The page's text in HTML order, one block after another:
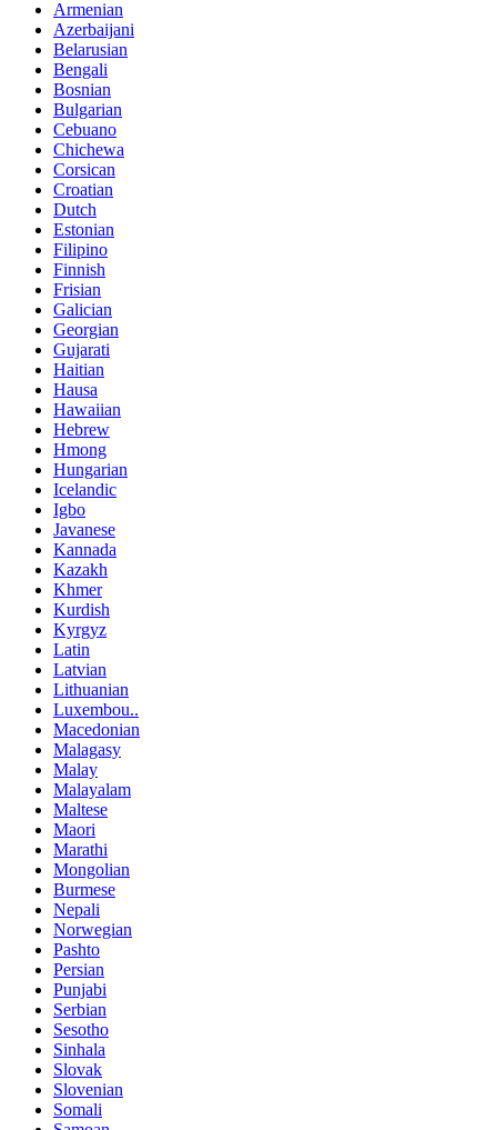
Armenian
Azerbaijani
Belarusian
Bengali
Bosnian
Bulgarian
Cebuano
Chichewa
Corsican
Croatian
Dutch
Estonian
Filipino
Finnish
Frisian
Galician
Georgian
Gujarati
Haitian
Hausa
Hawaiian
Hebrew
Hmong
Hungarian
Icelandic
Igbo
Javanese
Kannada
Kazakh
Khmer
Kurdish
Kyrgyz
Latin
Latvian
Lithuanian
Luxembou..
Macedonian
Malagasy
Malay
Malayalam
Maltese
Maori
Marathi
Mongolian
Burmese
Nepali
Norwegian
Pashto
Persian
Punjabi
Serbian
Sesotho
Sinhala
Slovak
Slovenian
Somali